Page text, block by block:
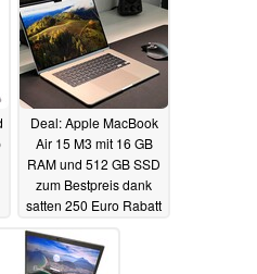
Cashback 13.04.2024
Deal: Apple MacBook
Air 15 M3 mit 16 GB
RAM und 512 GB SSD
zum Bestpreis dank
satten 250 Euro Rabatt